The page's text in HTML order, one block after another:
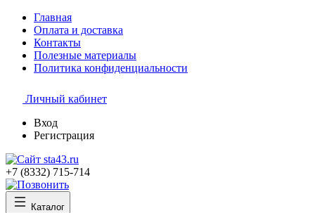
Главная
Оплата и доставка
Контакты
Полезные материалы
Политика конфиденциальности
Личный кабинет
Вход
Регистрация
+7 (8332) 715-714
Каталог